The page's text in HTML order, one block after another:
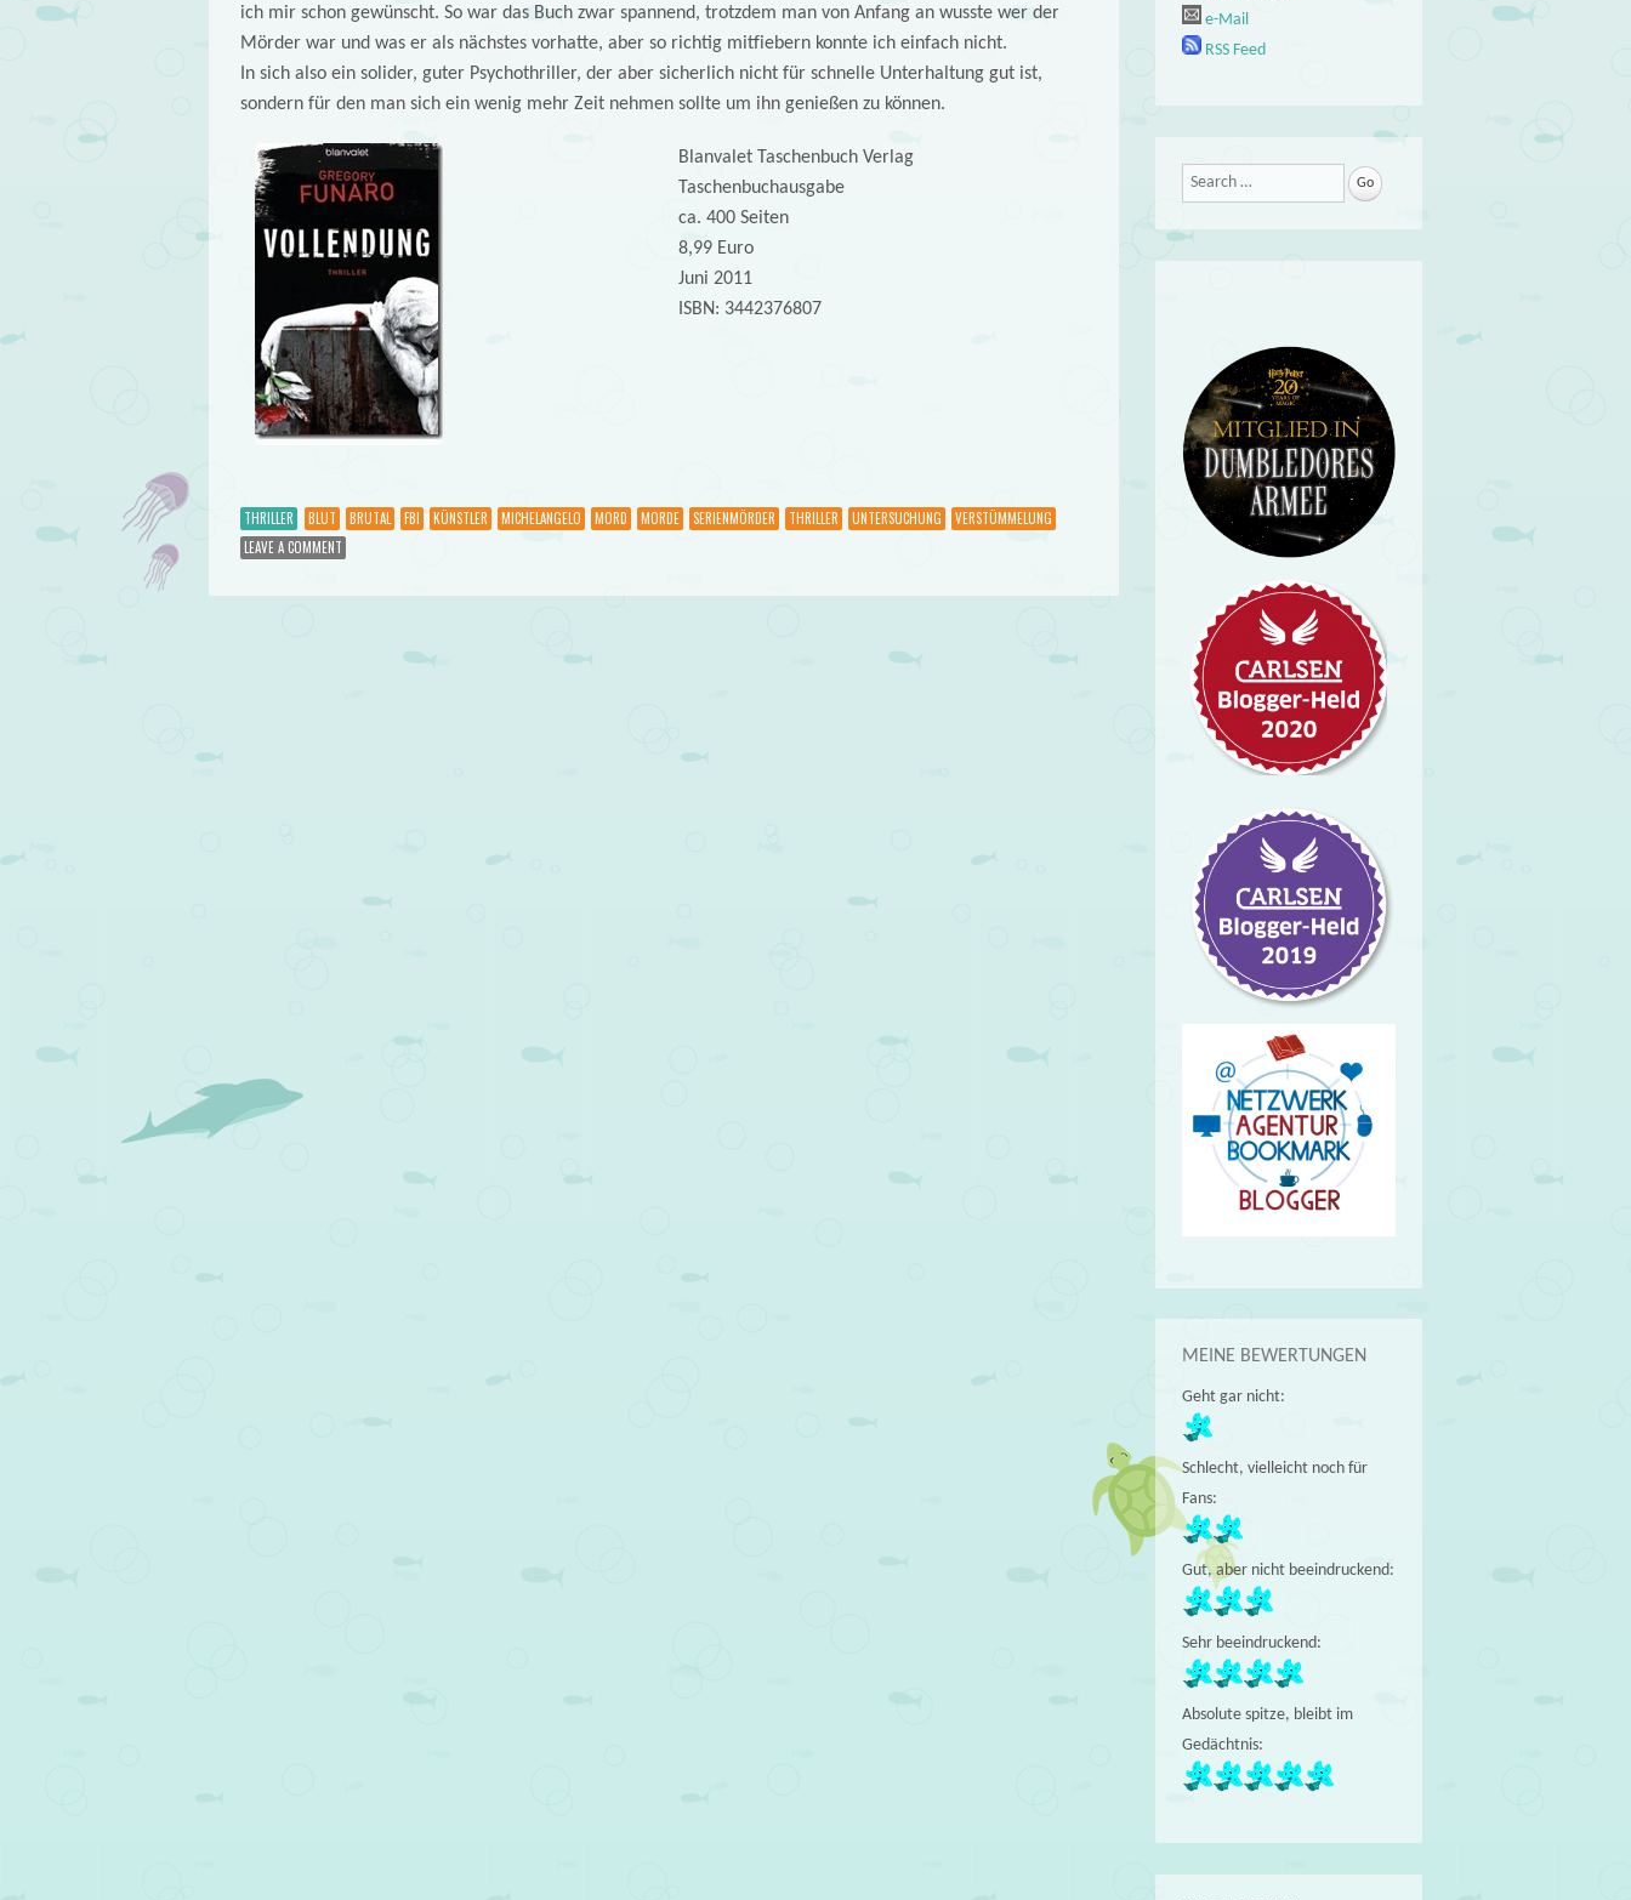
ich mir schon gewünscht. So war das Buch zwar spannend, trotzdem man von Anfang an wusste wer der
Mörder war und was er als nächstes vorhatte, aber so richtig mitfiebern konnte ich einfach nicht.
In sich also ein solider, guter Psychothriller, der aber sicherlich nicht für schnelle Unterhaltung gut ist,
sondern für den man sich ein wenig mehr Zeit nehmen sollte um ihn genießen zu können.
Blanvalet Taschenbuch Verlag
Taschenbuchausgabe
ca. 400 Seiten
8,99 Euro
Juni 2011
ISBN: 3442376807
THRILLER BLUT BRUTAL FBI KÜNSTLER MICHELANGELO MORD MORDE SERIENMÖRDER THRILLER UNTERSUCHUNG
VERSTÜMMELUNG
LEAVE A COMMENT
e-Mail
RSS Feed
Search
MEINE BEWERTUNGEN
Geht gar nicht:
Schlecht, vielleicht noch für
Fans:
Gut, aber nicht beeindruckend:
Sehr beeindruckend:
Absolute spitze, bleibt im
Gedächtnis: